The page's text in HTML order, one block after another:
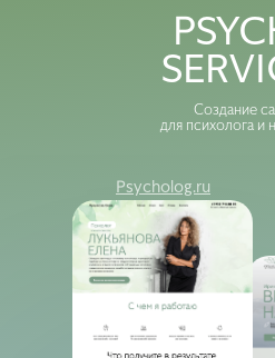
Создание
для психолога и
Psycholog.ru